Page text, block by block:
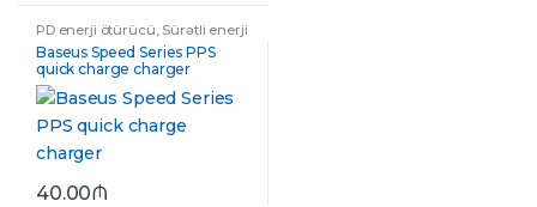
PD enerji ötürücü, Sürətli enerji
ötürücülər
Baseus Speed Series PPS
quick charge charger
40.00₼